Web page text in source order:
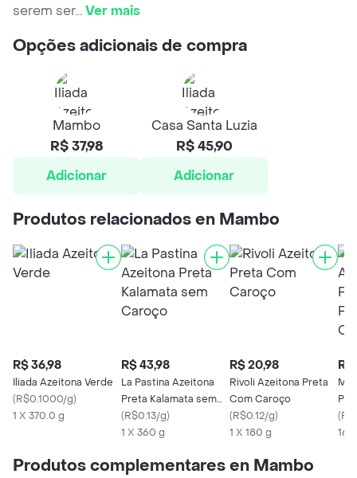
serem ser...Ver mais
Opções adicionais de compra
Mambo
R$ 37,98
Adicionar
Casa Santa Luzia
R$ 45,90
Adicionar
Produtos relacionados en Mambo
R$ 36,98
Iliada Azeitona Verde
(R$0.1000/g)
1 X 370.0 g
R$ 43,98
La Pastina Azeitona
Preta Kalamata sem
Caroço
(R$0.13/g)
1 X 360 g
R$ 20,98
Rivoli Azeitona Preta
Com Caroço
(R$0.12/g)
1 X 180 g
R$
(
165
Produtos complementares en Mambo